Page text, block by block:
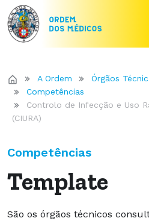
A Ordem Órgãos
Competências
Controlo de Infecção e Uso
(CIURA)
Competências
Template
São os órgãos técnicos